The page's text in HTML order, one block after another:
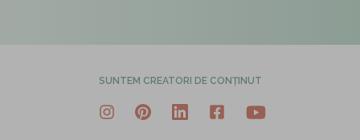
SUNTEM CREATORI DE CONȚINUT